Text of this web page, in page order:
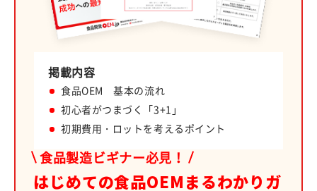
掲載内容
食品OEM 基本の流れ
初心者がつまづく「3+1」
初期費用・ロットを考えるポイント
食品製造ビギナー必見！
はじめての食品OEMまるわかりガ